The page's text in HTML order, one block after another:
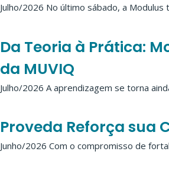
Julho/2026 No último sábado, a Modulus
Da Teoria à Prática:
da MUVIQ
Julho/2026 A aprendizagem se torna
Proveda Reforça sua
Junho/2026 Com o compromisso de